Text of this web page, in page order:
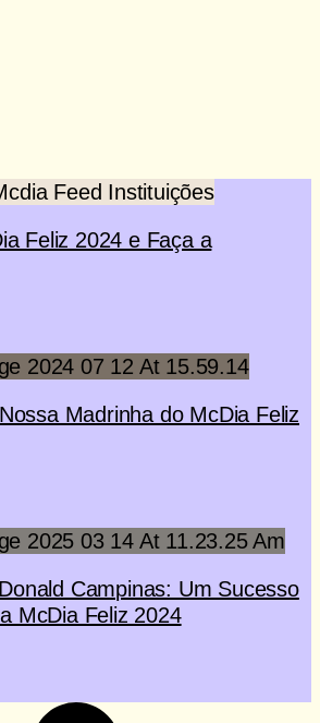
Feliz 2024 e Faça a
Madrinha do McDia Feliz
Campinas: Um Sucesso
McDia Feliz 2024